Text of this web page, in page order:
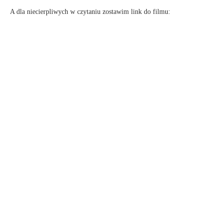
A dla niecierpliwych w czytaniu zostawim link do filmu: